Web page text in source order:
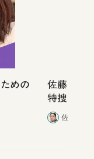
ための
佐藤優vs
特捜取調
合ったこと
佐藤優